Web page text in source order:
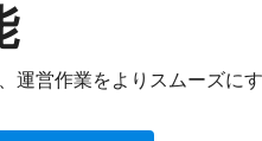
営作業をよりスムーズに